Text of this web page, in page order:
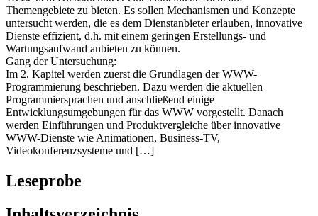
Weise dem Dienstbenutzer eine einheitliche Sicht auf
Themengebiete zu bieten. Es sollen Mechanismen und Konzepte
untersucht werden, die es dem Dienstanbieter erlauben, innovative
Dienste effizient, d.h. mit einem geringen Erstellungs- und
Wartungsaufwand anbieten zu können.
Gang der Untersuchung:
Im 2. Kapitel werden zuerst die Grundlagen der WWW-
Programmierung beschrieben. Dazu werden die aktuellen
Programmiersprachen und anschließend einige
Entwicklungsumgebungen für das WWW vorgestellt. Danach
werden Einführungen und Produktvergleiche über innovative
WWW-Dienste wie Animationen, Business-TV,
Leseprobe